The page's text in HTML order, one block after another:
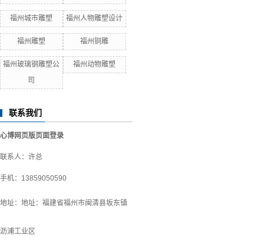
福州城市雕塑 福州人物雕塑设计
福州雕塑 福州铜雕
福州玻璃钢雕塑公
司
福州动物雕塑
联系我们
心博网页版页面登录
联系人：许总
手机：13859050590
地址： 地址：福建省福州市闽清县坂东镇
沥浦工业区